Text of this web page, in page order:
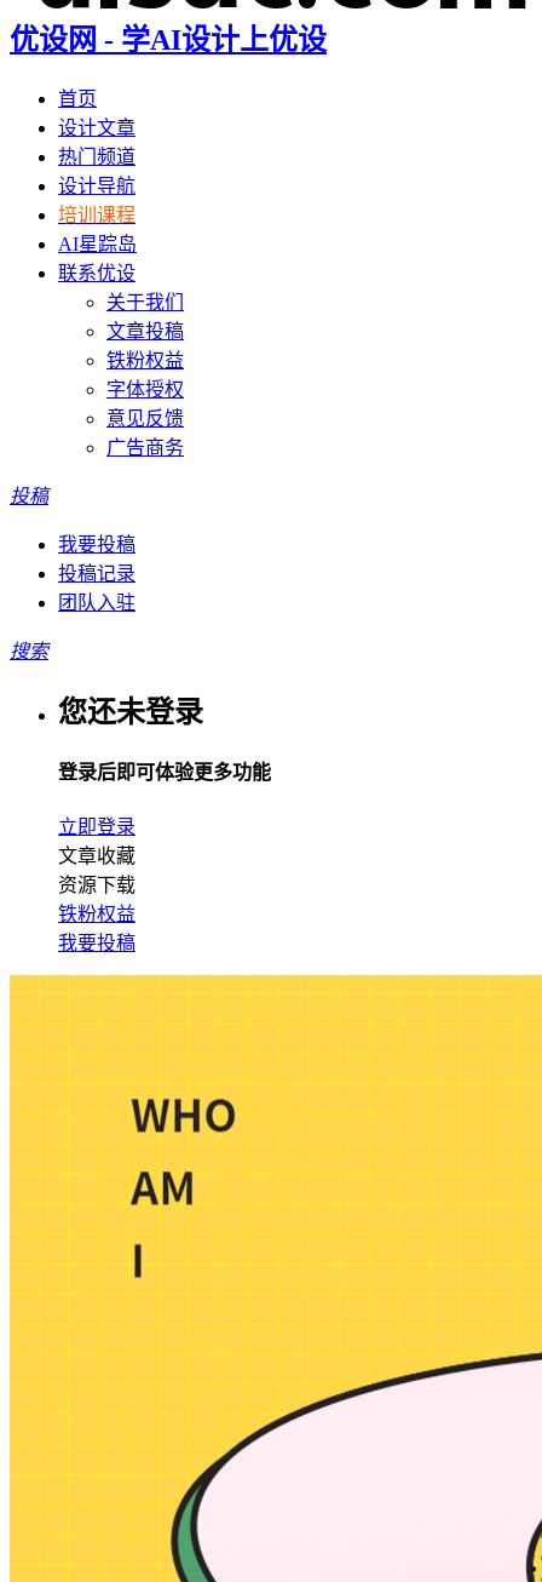
优设网 - 学AI设计上优设
首页
设计文章
热门频道
设计导航
培训课程
AI星踪岛
联系优设
关于我们
文章投稿
铁粉权益
字体授权
意见反馈
广告商务
投稿
我要投稿
投稿记录
团队入驻
搜索
您还未登录
登录后即可体验更多功能
立即登录
文章收藏
资源下载
铁粉权益
我要投稿